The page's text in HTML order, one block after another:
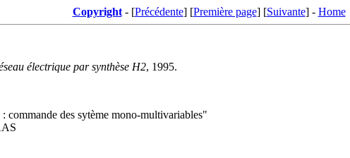
Copyright- [Précédente] [Première page] [Suivante] - Home
électrique par synthèse H2, 1995.
commande des sytème mono-multivariables"